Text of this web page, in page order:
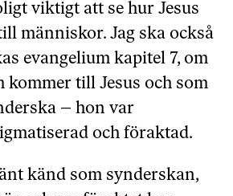
viktigt att se hur Jesus
människor. Jag ska också
evangelium kapitel 7, om
kommer till Jesus och som
– hon var
och föraktad.
känd som synderskan,